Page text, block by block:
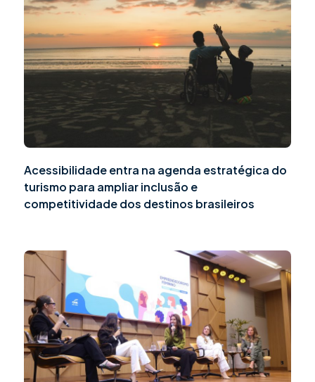
Acessibilidade entra na agenda estratégica do
turismo para ampliar inclusão e
competitividade dos destinos brasileiros